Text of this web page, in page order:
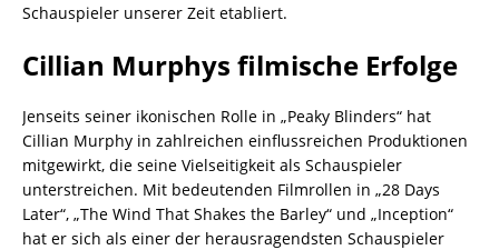
Schauspieler unserer Zeit etabliert.
Cillian Murphys filmische Erfolge
Jenseits seiner ikonischen Rolle in „Peaky Blinders“ hat
Cillian Murphy in zahlreichen einflussreichen Produktionen
mitgewirkt, die seine Vielseitigkeit als Schauspieler
unterstreichen. Mit bedeutenden Filmrollen in „28 Days
Later“, „The Wind That Shakes the Barley“ und „Inception“
hat er sich als einer der herausragendsten Schauspieler